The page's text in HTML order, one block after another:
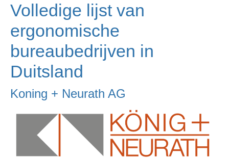
Volledige lijst van
ergonomische
bureaubedrijven in
Duitsland
Koning + Neurath AG